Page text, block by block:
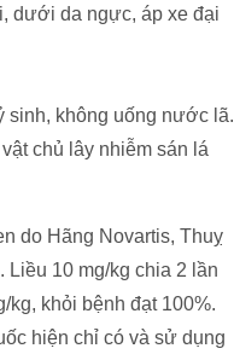
dưới da ngực, áp xe đại
sinh, không uống nước lã.
chủ lây nhiễm sán lá
do Hãng Novartis, Thuỵ
Liều 10 mg/kg chia 2 lần
kg, khỏi bệnh đạt 100%.
hiện chỉ có và sử dụng